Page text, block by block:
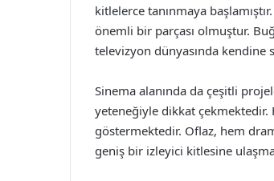
kitlelerce tanınmaya
önemli bir parçası olmuştur.
televizyon dünyasında kendine
Sinema alanında da çeşitli
yeteneğiyle dikkat
göstermektedir. Oflaz, hem
geniş bir izleyici kitlesine